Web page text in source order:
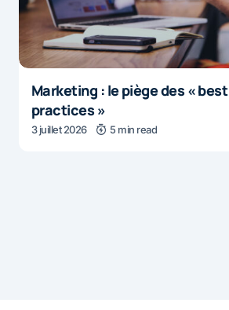
Marketing : le piège des « best
practices »
3 juillet 2026 5 min read